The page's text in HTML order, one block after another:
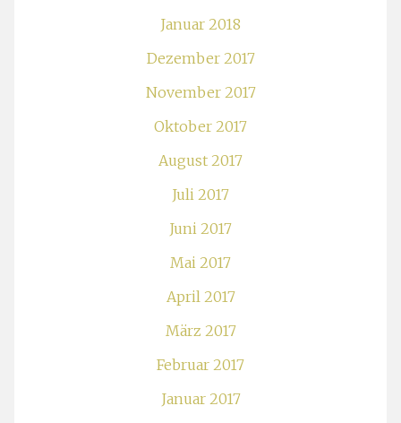
Januar 2018
Dezember 2017
November 2017
Oktober 2017
August 2017
Juli 2017
Juni 2017
Mai 2017
April 2017
März 2017
Februar 2017
Januar 2017